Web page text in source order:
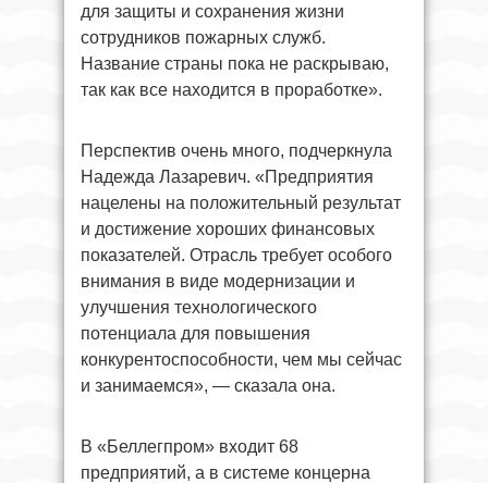
для защиты и сохранения жизни
сотрудников пожарных служб.
Название страны пока не раскрываю,
так как все находится в проработке».
Перспектив очень много, подчеркнула
Надежда Лазаревич. «Предприятия
нацелены на положительный результат
и достижение хороших финансовых
показателей. Отрасль требует особого
внимания в виде модернизации и
улучшения технологического
потенциала для повышения
конкурентоспособности, чем мы сейчас
и занимаемся», — сказала она.
В «Беллегпром» входит 68
предприятий, а в системе концерна